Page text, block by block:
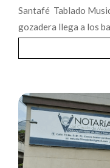
Santafé Tablado
gozadera llega a los